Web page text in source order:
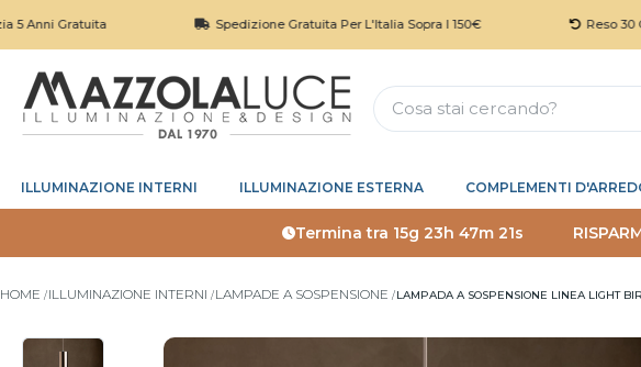
Spedizione Gratuita Per L'Italia Sopra I 150€ Reso 30 Giorni
ILLUMINAZIONE INTERNI ILLUMINAZIONE ESTERNA COMPLEMENTI
Termina tra 15g 23h 47m 20s
HOME ILLUMINAZIONE INTERNI LAMPADE A SOSPENSIONE LAMPADA A SOSPENSIONE LINEA LIGHT